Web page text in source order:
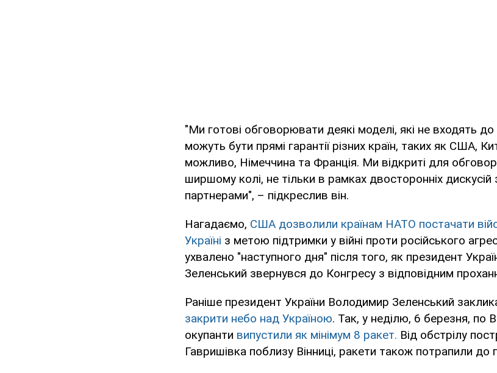
"Ми готові обговорювати деякі моделі, які не входять
можуть бути прямі гарантії різних країн, таких як США,
можливо, Німеччина та Франція. Ми відкриті для
ширшому колі, не тільки в рамках двосторонніх
партнерами", – підкреслив він.
Нагадаємо, США дозволили країнам НАТО постачати
Україні з метою підтримки у війні проти російського
ухвалено "наступного дня" після того, як президент
Зеленський звернувся до Конгресу з відповідним
Раніше президент України Володимир Зеленський
закрити небо над Україною. Так, у неділю, 6 березня, по
окупанти випустили як мінімум 8 ракет. Від обстрілу
Гавришівка поблизу Вінниці, ракети також потрапили до